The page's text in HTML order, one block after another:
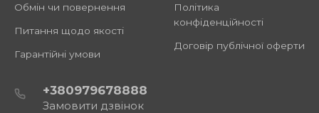
Обмін чи повернення
Питання щодо якості
Гарантійні умови
Політика
конфіденційності
Договір публічної оферти
+380979678888
Замовити дзвінок